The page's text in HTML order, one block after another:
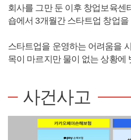
회사를 그만 둔 이후 창업보육센
숍에서 3개월간 스타트업 창업을
스타트업을 운영하는 어려움을
목이 마르지만 물이 없는 상황에
사건사고